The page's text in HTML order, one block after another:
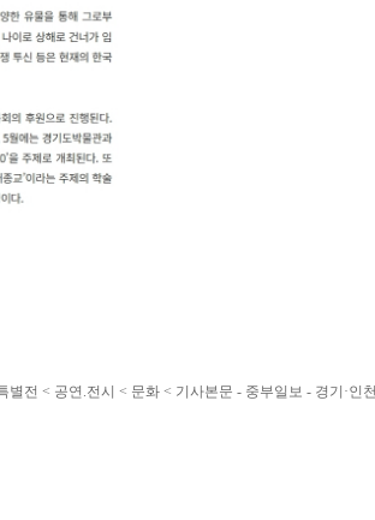
전 < 공연.전시 < 문화 < 기사본문 - 중부일보 - 경기·인